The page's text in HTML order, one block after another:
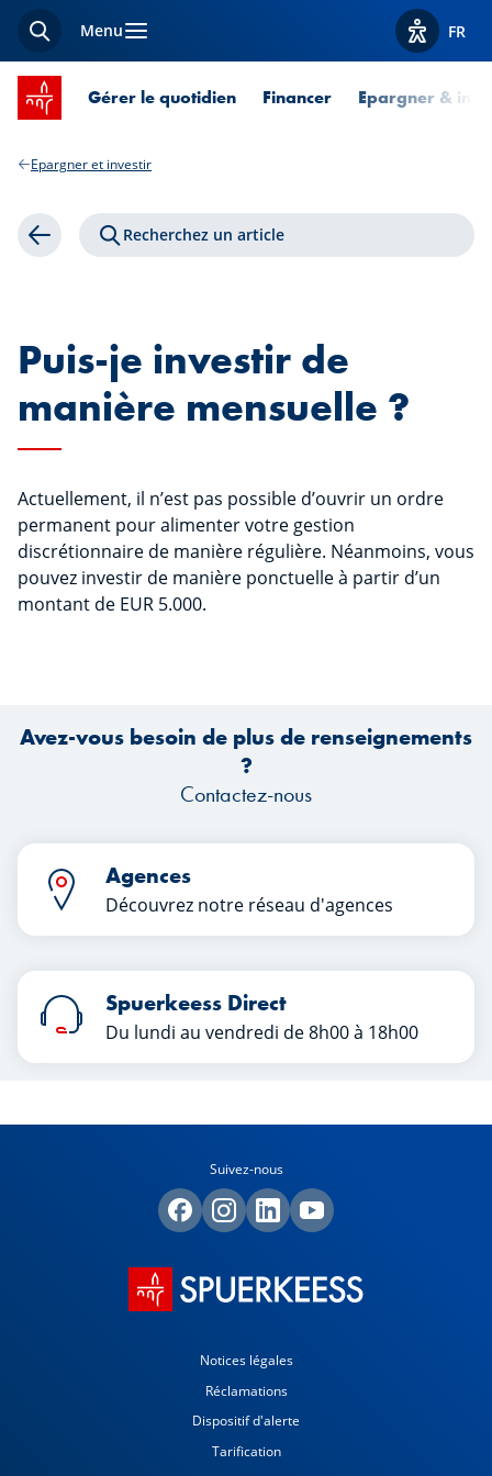
Recherche
Menu Afficher
FR
Accueil SPUERKEESS
Gérer le quotidien Financer Epargner &
Epargner et investir
Retour Recherchez un article
Puis-je investir de
manière mensuelle ?
Actuellement, il n’est pas possible d’ouvrir un ordre
permanent pour alimenter votre gestion
discrétionnaire de manière régulière. Néanmoins, vous
pouvez investir de manière ponctuelle à partir d’un
montant de EUR 5.000.
Avez-vous besoin de plus de renseignements
?
Contactez-nous
Agences
Découvrez notre réseau d'agences
Spuerkeess Direct
Du lundi au vendredi de 8h00 à 18h00
Suivez-nous
Notices légales
Réclamations
Dispositif d'alerte
Tarification